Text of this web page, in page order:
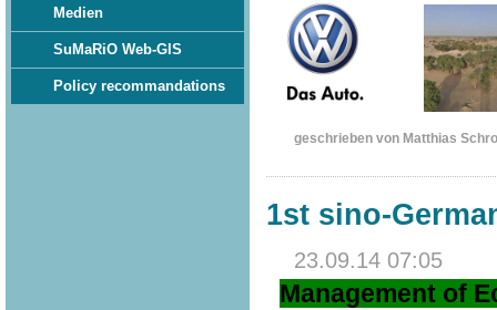
Medien
SuMaRiO Web-GIS
Policy recommandations
geschrieben von Matthias
1st sino-
23.09.14 07:05
Management of